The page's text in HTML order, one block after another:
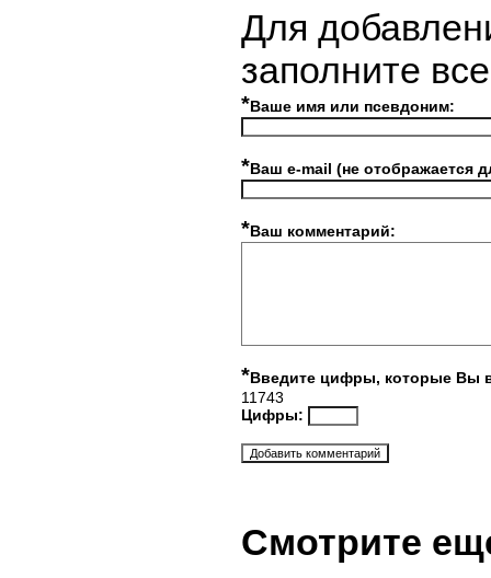
Для
заполните
*Ваше имя или псевдоним:
*Ваш e-mail (не отображается
*Ваш комментарий:
*Введите цифры, которые Вы
11743
Цифры:
Смотрите